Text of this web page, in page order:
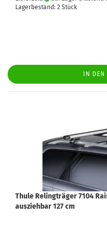
Lagerbestand: 2 Stück
IN
Thule Relingträger 7104
ausziehbar 127 cm